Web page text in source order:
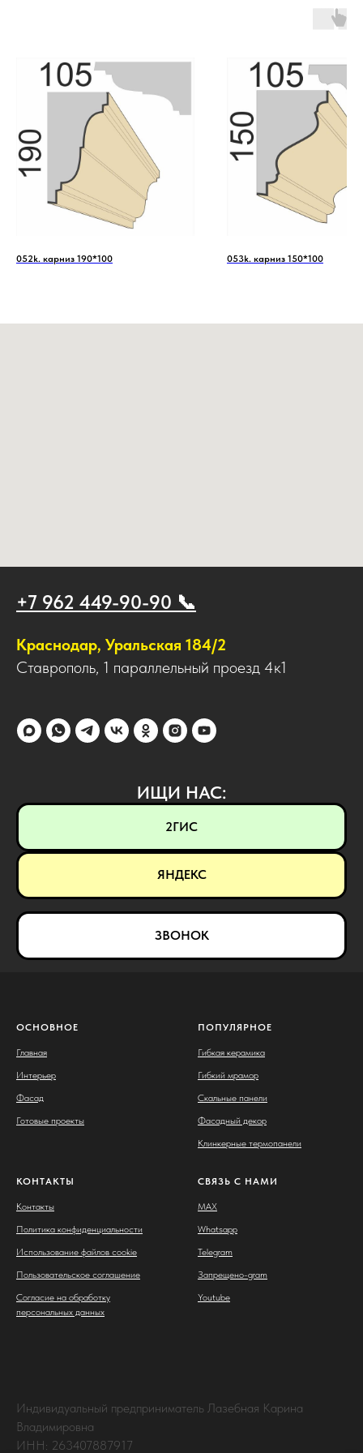
052k. карниз 190*100 053k. карниз 150*100
+7 962 449-90-90 📞
Краснодар, Уральская 184/2
Ставрополь, 1 параллельный проезд 4к1
ИЩИ НАС:
2ГИС
ЯНДЕКС
ЗВОНОК
ОСНОВНОЕ
Главная
Интерьер
Фасад
Готовые проекты
ПОПУЛЯРНОЕ
Гибкая керамика
Гибкий мрамор
Скальные панели
Фасадный декор
Клинкерные термопанели
КОНТАКТЫ
Контакты
Политика конфиденциальности
Использование файлов cookie
Пользовательское соглашение
Согласие на обработку
персональных данных
СВЯЗЬ С НАМИ
MAX
Whatsapp
Telegram
Запрещено-gram
Youtube
Индивидуальный предприниматель Лазебная Карина
Владимировна
ИНН: 263407887917